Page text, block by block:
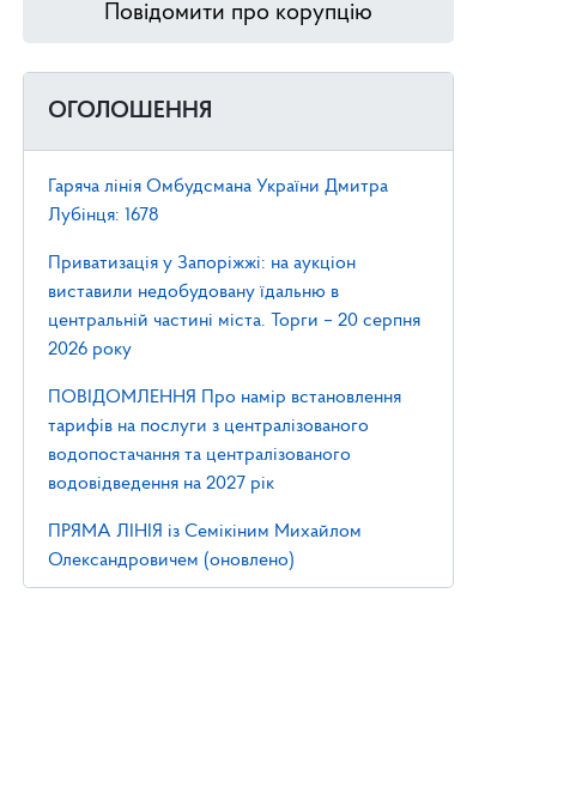
Повідомити про корупцію
ОГОЛОШЕННЯ
Гаряча лінія Омбудсмана України Дмитра
Лубінця: 1678
Приватизація у Запоріжжі: на аукціон
виставили недобудовану їдальню в
центральній частині міста. Торги – 20 серпня
2026 року
ПОВІДОМЛЕННЯ Про намір встановлення
тарифів на послуги з централізованого
водопостачання та централізованого
водовідведення на 2027 рік
ПРЯМА ЛІНІЯ із Семікіним Михайлом
Олександровичем (оновлено)